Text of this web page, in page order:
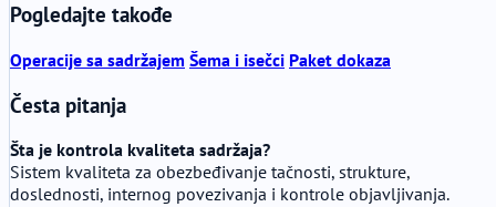
Pogledajte takođe
Operacije sa sadržajem Šema i isečci Paket dokaza
Česta pitanja
Šta je kontrola kvaliteta sadržaja?
Sistem kvaliteta za obezbeđivanje tačnosti, strukture,
doslednosti, internog povezivanja i kontrole objavljivanja.